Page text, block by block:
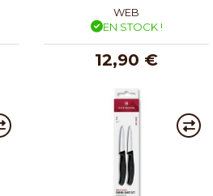
WEB
EN STOCK !
12,90 €